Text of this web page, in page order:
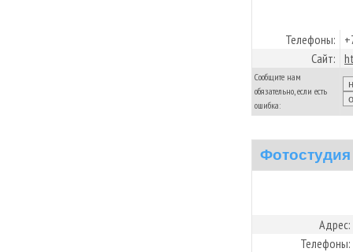
Телефоны:
Сайт:
Сообщите нам
обязательно, если есть
ошибка:
Адрес:
Телефоны: